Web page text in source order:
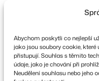
Abychom poskytli co nejlepší
jako jsou soubory cookie,
přistupují. Souhlas s těmito
údaje, jako je chování při
Neudělení souhlasu nebo jeho
Copyright © 2026